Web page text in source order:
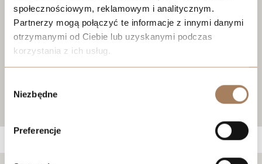
społecznościowym, reklamowym i analitycznym.
Partnerzy mogą połączyć te informacje z innymi danymi
otrzymanymi od Ciebie lub uzyskanymi podczas
korzystania z ich usług.
process your information.
zgody
Niezbędne
Preferencje